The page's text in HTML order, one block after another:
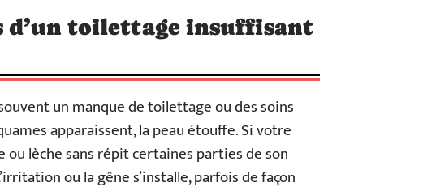
d’un toilettage insuffisant
un manque de toilettage ou des soins
apparaissent, la peau étouffe. Si votre
lèche sans répit certaines parties de son
ou la gêne s’installe, parfois de façon